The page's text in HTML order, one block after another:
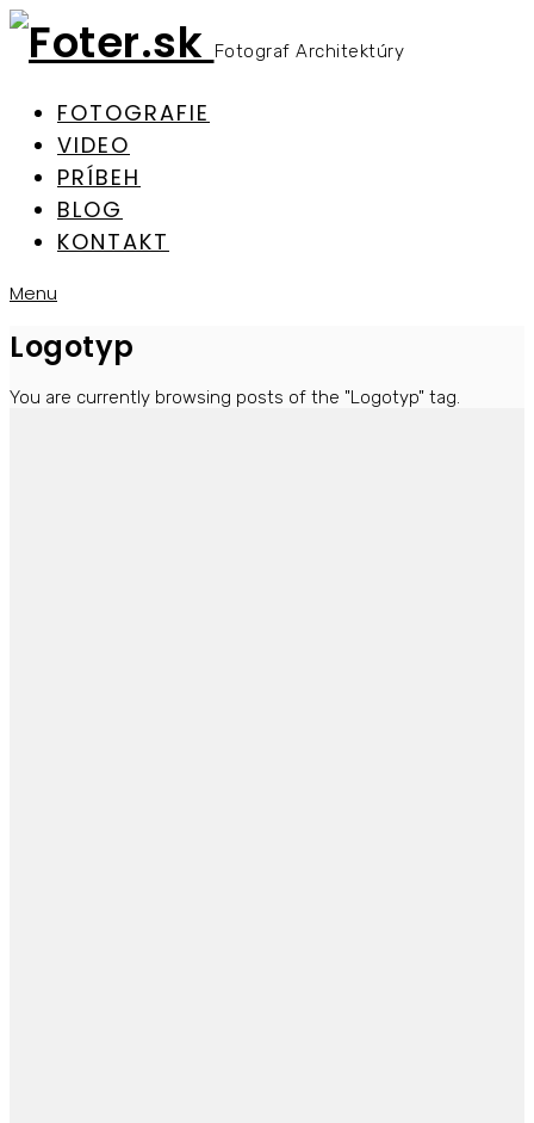
Fotograf Architektúry
FOTOGRAFIE
VIDEO
PRÍBEH
BLOG
KONTAKT
Menu
Logotyp
You are currently browsing posts of the "Logotyp" tag.